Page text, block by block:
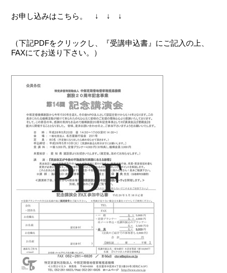
お申し込みはこちら。 ↓ ↓ ↓
（下記PDFをクリックし、『受講申込書』にご記入の上、
FAXにてお送り下さい。）